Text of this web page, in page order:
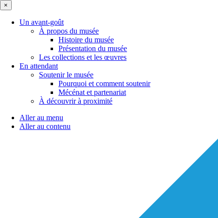
×
Un avant-goût
À propos du musée
Histoire du musée
Présentation du musée
Les collections et les œuvres
En attendant
Soutenir le musée
Pourquoi et comment soutenir
Mécénat et partenariat
À découvrir à proximité
Aller au menu
Aller au contenu